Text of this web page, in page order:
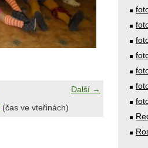
Další →
(čas ve vteřinách)